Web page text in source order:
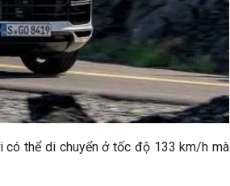
có thể di chuyển ở tốc độ 133 km/h mà